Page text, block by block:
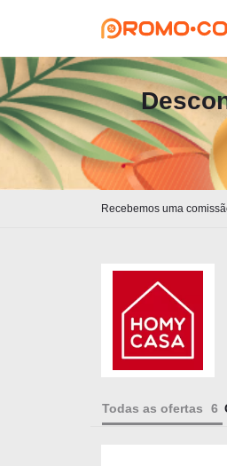
Recebemos uma
Todas as ofertas